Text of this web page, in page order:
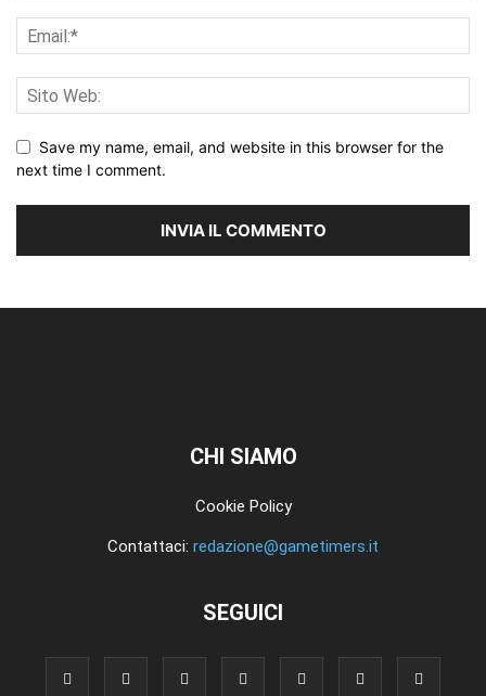
Save my name, email, and website in this browser for the
next time I comment.
CHI SIAMO
Cookie Policy
Contattaci: redazione@gametimers.it
SEGUICI